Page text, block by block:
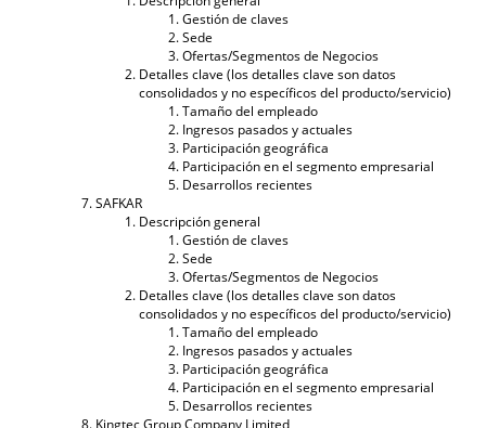
Gestión de claves
Sede
Ofertas/Segmentos de Negocios
Detalles clave (los detalles clave son datos
consolidados y no específicos del producto/servicio)
Tamaño del empleado
Ingresos pasados ​​y actuales
Participación geográfica
Participación en el segmento empresarial
Desarrollos recientes
SAFKAR
Descripción general
Gestión de claves
Sede
Ofertas/Segmentos de Negocios
Detalles clave (los detalles clave son datos
consolidados y no específicos del producto/servicio)
Tamaño del empleado
Ingresos pasados ​​y actuales
Participación geográfica
Participación en el segmento empresarial
Desarrollos recientes
Kingtec Group Company Limited